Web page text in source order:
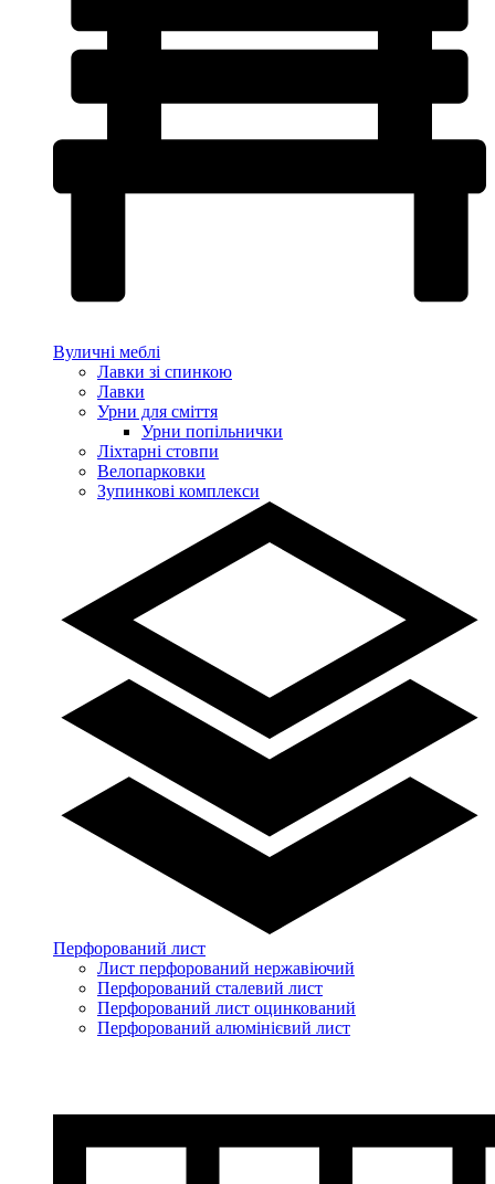
Вуличні меблі
Лавки зі спинкою
Лавки
Урни для сміття
Урни попільнички
Ліхтарні стовпи
Велопарковки
Зупинкові комплекси
Перфорований лист
Лист перфорований нержавіючий
Перфорований сталевий лист
Перфорований лист оцинкований
Перфорований алюмінієвий лист